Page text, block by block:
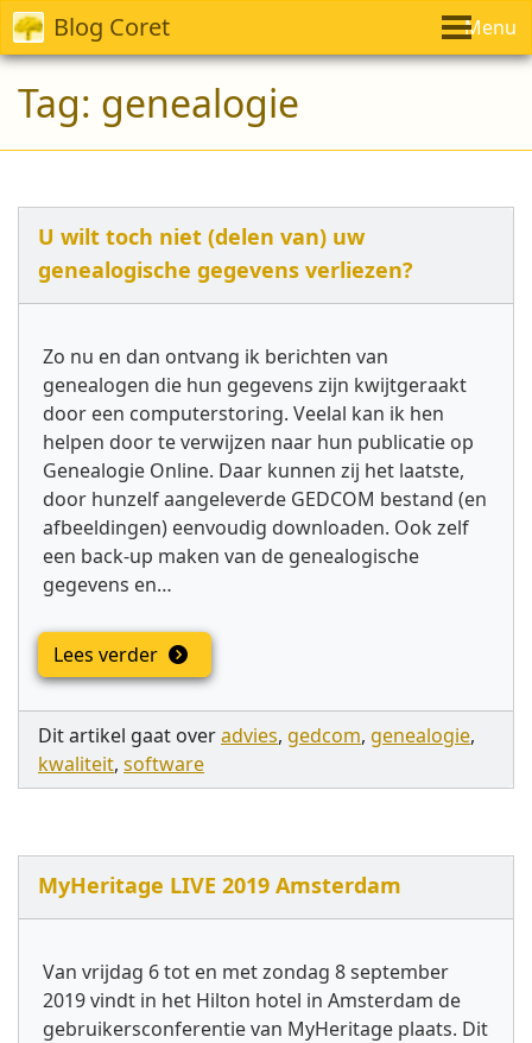
Blog Coret Menu
Tag: genealogie
U wilt toch niet (delen van) uw
genealogische gegevens verliezen?
Zo nu en dan ontvang ik berichten van
genealogen die hun gegevens zijn kwijtgeraakt
door een computerstoring. Veelal kan ik hen
helpen door te verwijzen naar hun publicatie op
Genealogie Online. Daar kunnen zij het laatste,
door hunzelf aangeleverde GEDCOM bestand (en
afbeeldingen) eenvoudig downloaden. Ook zelf
een back-up maken van de genealogische
gegevens en…
Lees verder
Dit artikel gaat overadvies, gedcom, genealogie,
kwaliteit, software
MyHeritage LIVE 2019 Amsterdam
Van vrijdag 6 tot en met zondag 8 september
2019 vindt in het Hilton hotel in Amsterdam de
gebruikersconferentie van MyHeritage plaats. Dit